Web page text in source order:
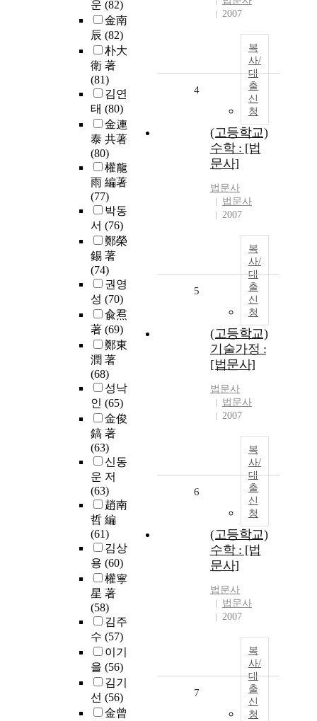
운 (82)
金南
辰 (82)
朴大
衛 著
(81)
김연
태 (80)
金連
泰 共著
(80)
權龍
雨 編著
(77)
박동
서 (76)
鄭榮
錫 著
(74)
권영
성 (70)
兪焄
著 (69)
鄭東
潤 著
(68)
성낙
인 (65)
金俊
鎬 著
(63)
신동
운 저
(63)
趙南
哲 編
(61)
김상
용 (60)
權寧
星 著
(58)
김주
수 (57)
이기
을 (56)
김기
선 (56)
金曾
2007
복
사/
대
출
신
청
4
(고등학교)
수학 : [법
문사]
법문사
법문사
2007
복
사/
대
출
신
청
5
(고등학교)
기술가정 :
[법문사]
법문사
법문사
2007
복
사/
대
출
신
청
6
(고등학교)
수학 : [법
문사]
법문사
법문사
2007
복
사/
대
출
신
청
7